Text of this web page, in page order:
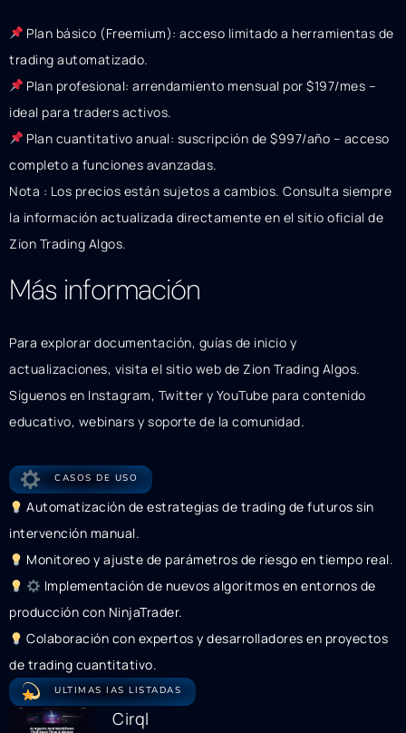
Plan básico (Freemium): acceso limitado a herramientas de
trading automatizado.
Plan profesional: arrendamiento mensual por $197/mes –
ideal para traders activos.
Plan cuantitativo anual: suscripción de $997/año – acceso
completo a funciones avanzadas.
Nota : Los precios están sujetos a cambios. Consulta siempre
la información actualizada directamente en el sitio oficial de
Zion Trading Algos.
Más información
Para explorar documentación, guías de inicio y
actualizaciones, visita el sitio web de Zion Trading Algos.
Síguenos en Instagram, Twitter y YouTube para contenido
educativo, webinars y soporte de la comunidad.
CASOS DE USO
Automatización de estrategias de trading de futuros sin
intervención manual.
Monitoreo y ajuste de parámetros de riesgo en tiempo real.
Implementación de nuevos algoritmos en entornos de
producción con NinjaTrader.
Colaboración con expertos y desarrolladores en proyectos
de trading cuantitativo.
ULTIMAS IAS LISTADAS
Cirql